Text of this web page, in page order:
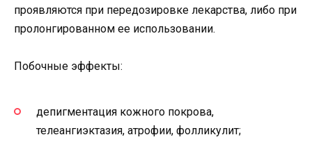
проявляются при передозировке лекарства, либо при
пролонгированном ее использовании.
Побочные эффекты:
депигментация кожного покрова,
телеангиэктазия, атрофии, фолликулит;